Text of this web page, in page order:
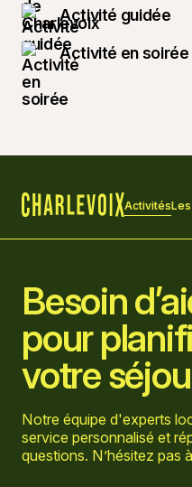
Activité guidée
Activité en soirée
Activités
Besoin
pour
votre
Notre équipe d'experts
service personnalisé et
questions. N’hésitez pas à